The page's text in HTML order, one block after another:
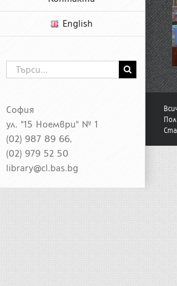
English
София
ул. "15 Ноември" № 1
(02) 987 89 66,
(02) 979 52 50
library@cl.bas.bg
Търсене
...